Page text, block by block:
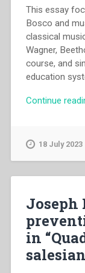
This essay
Bosco and
classical
Wagner,
course, and
education
Continue
18 July 2023
Joseph
in